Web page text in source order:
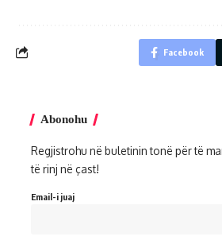
Facebook
Abonohu
Regjistrohu në buletinin tonë për të
të rinj në çast!
Email-i juaj